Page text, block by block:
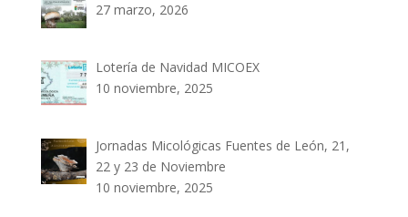
27 marzo, 2026
Lotería de Navidad MICOEX
10 noviembre, 2025
Jornadas Micológicas Fuentes de León, 21,
22 y 23 de Noviembre
10 noviembre, 2025